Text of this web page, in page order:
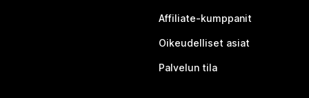
Affiliate-kumppanit
Oikeudelliset asiat
Palvelun tila